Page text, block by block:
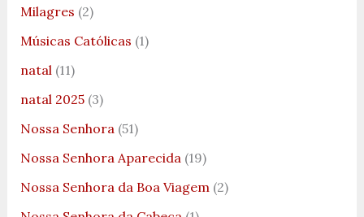
Milagres (2)
Músicas Católicas (1)
natal(11)
natal 2025(3)
Nossa Senhora(51)
Nossa Senhora Aparecida(19)
Nossa Senhora da Boa Viagem(2)